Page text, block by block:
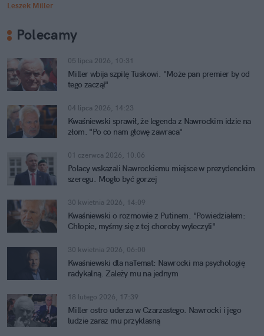
Leszek Miller
Polecamy
05 lipca 2026, 10:31
Miller wbija szpilę Tuskowi. "Może pan premier by od
tego zaczął"
04 lipca 2026, 14:23
Kwaśniewski sprawił, że legenda z Nawrockim idzie na
złom. "Po co nam głowę zawraca"
01 czerwca 2026, 10:06
Polacy wskazali Nawrockiemu miejsce w prezydenckim
szeregu. Mogło być gorzej
30 kwietnia 2026, 14:09
Kwaśniewski o rozmowie z Putinem. "Powiedziałem:
Chłopie, myśmy się z tej choroby wyleczyli"
30 kwietnia 2026, 06:00
Kwaśniewski dla naTemat: Nawrocki ma psychologię
radykalną. Zależy mu na jednym
18 lutego 2026, 17:39
Miller ostro uderza w Czarzastego. Nawrocki i jego
ludzie zaraz mu przyklasną